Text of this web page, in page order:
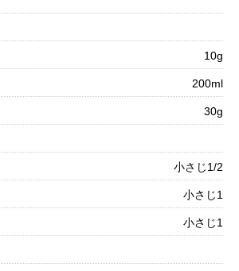
10g
200ml
30g
小さじ1/2
小さじ1
小さじ1